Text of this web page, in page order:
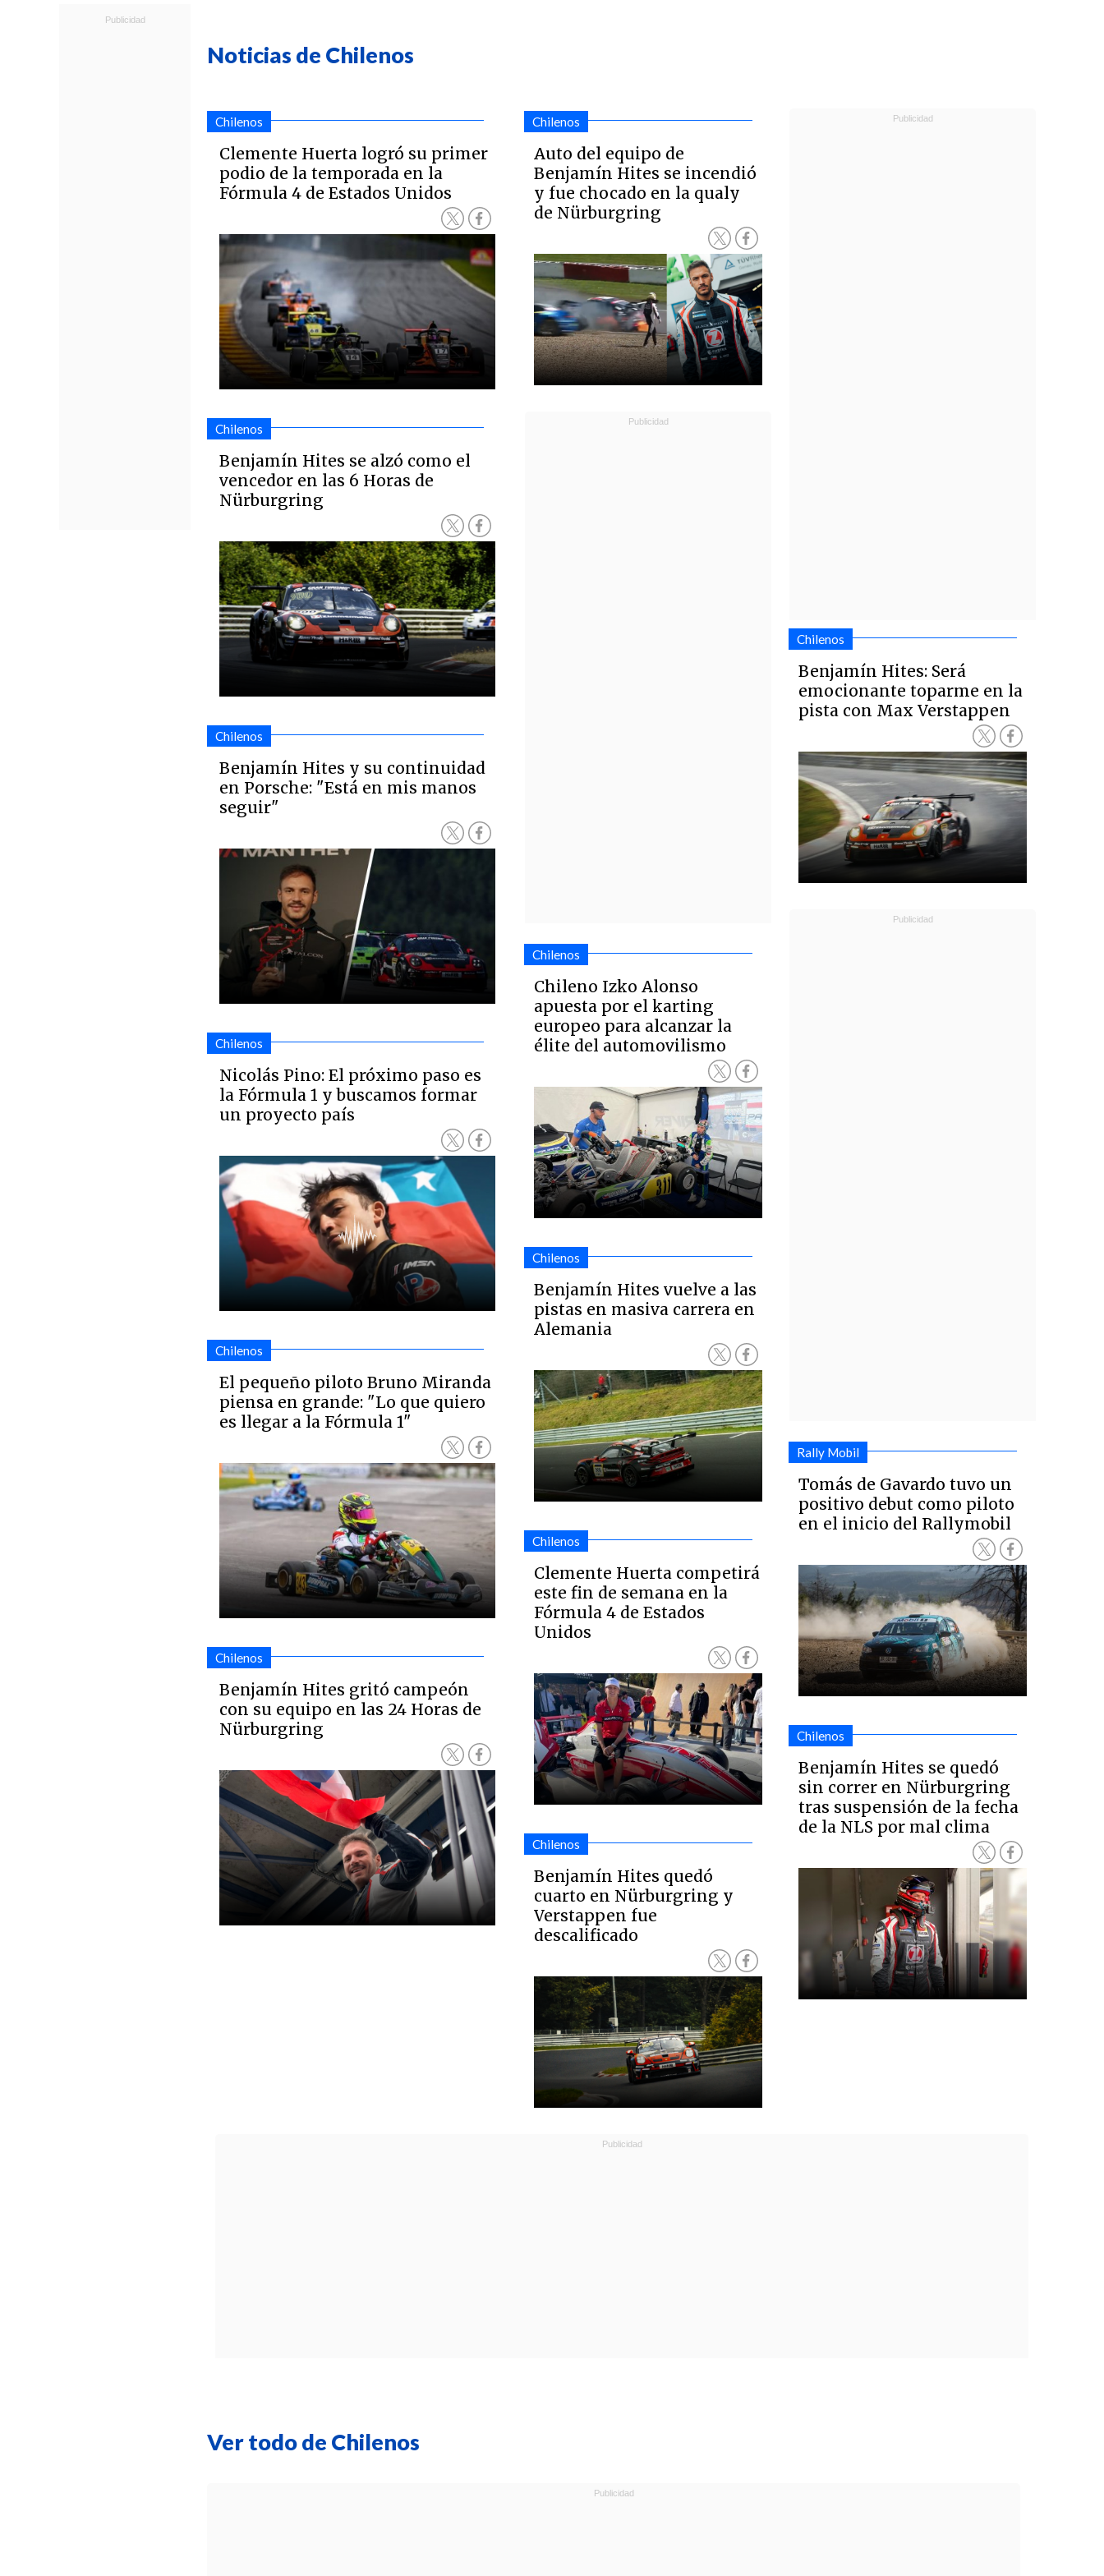
Noticias de Chilenos
Chilenos
Clemente Huerta logró su primer
podio de la temporada en la
Fórmula 4 de Estados Unidos
Chilenos
Benjamín Hites se alzó como el
vencedor en las 6 Horas de
Nürburgring
Chilenos
Benjamín Hites y su continuidad
en Porsche: "Está en mis manos
seguir"
Chilenos
Nicolás Pino: El próximo paso es
la Fórmula 1 y buscamos formar
un proyecto país
Chilenos
El pequeño piloto Bruno Miranda
piensa en grande: "Lo que quiero
es llegar a la Fórmula 1"
Chilenos
Benjamín Hites gritó campeón
con su equipo en las 24 Horas de
Nürburgring
Chilenos
Auto del equipo de
Benjamín Hites se incendió
y fue chocado en la qualy
de Nürburgring
Chilenos
Chileno Izko Alonso
apuesta por el karting
europeo para alcanzar la
élite del automovilismo
Chilenos
Benjamín Hites vuelve a las
pistas en masiva carrera en
Alemania
Chilenos
Clemente Huerta competirá
este fin de semana en la
Fórmula 4 de Estados
Unidos
Chilenos
Benjamín Hites quedó
cuarto en Nürburgring y
Verstappen fue
descalificado
Chilenos
Benjamín Hites: Será
emocionante toparme en la
pista con Max Verstappen
Rally Mobil
Tomás de Gavardo tuvo un
positivo debut como piloto
en el inicio del Rallymobil
Chilenos
Benjamín Hites se quedó
sin correr en Nürburgring
tras suspensión de la fecha
de la NLS por mal clima
Ver todo de Chilenos